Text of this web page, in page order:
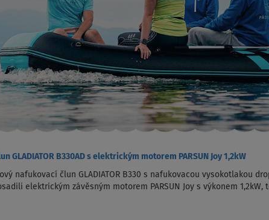
GLADIATOR B330AD s elektrickým motorem PARSUN Joy 1,2kW
nafukovací člun GLADIATOR B330 s nafukovacou vysokotlakou
elektrickým závěsným motorem PARSUN Joy s výkonem 1,2kW,